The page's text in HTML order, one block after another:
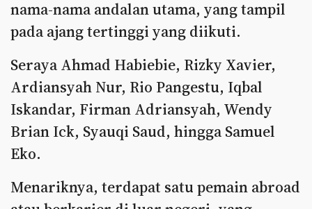
nama-nama andalan utama, yang tampil
pada ajang tertinggi yang diikuti.
Seraya Ahmad Habiebie, Rizky Xavier,
Ardiansyah Nur, Rio Pangestu, Iqbal
Iskandar, Firman Adriansyah, Wendy
Brian Ick, Syauqi Saud, hingga Samuel
Eko.
Menariknya, terdapat satu pemain abroad